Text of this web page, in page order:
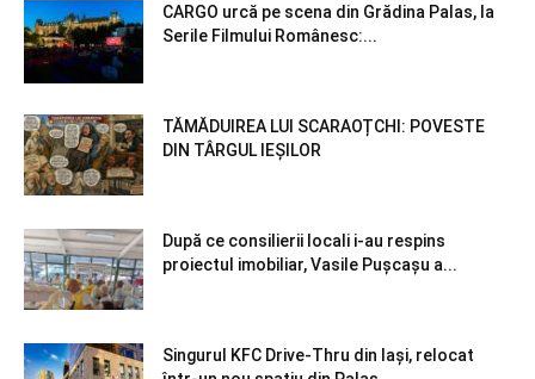
CARGO urcă pe scena din Grădina Palas, la
Serile Filmului Românesc:...
TĂMĂDUIREA LUI SCARAOȚCHI: POVESTE
DIN TÂRGUL IEȘILOR
După ce consilierii locali i-au respins
proiectul imobiliar, Vasile Pușcașu a...
Singurul KFC Drive-Thru din Iași, relocat